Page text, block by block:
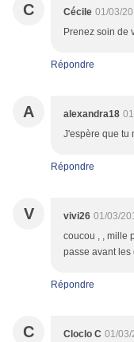
C Cécile 01/03/
Prenez soin de
Répondre
A alexandra18
J'espère que tu
Répondre
V vivi26 01/03/
coucou , , mille
passe avant les
Répondre
C Cloclo C 01/03/